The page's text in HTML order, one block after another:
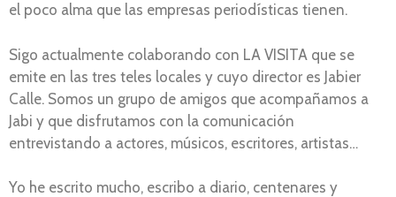
el poco alma que las empresas periodísticas tienen.
Sigo actualmente colaborando con LA VISITA que se
emite en las tres teles locales y cuyo director es Jabier
Calle. Somos un grupo de amigos que acompañamos a
Jabi y que disfrutamos con la comunicación
entrevistando a actores, músicos, escritores, artistas…
Yo he escrito mucho, escribo a diario, centenares y